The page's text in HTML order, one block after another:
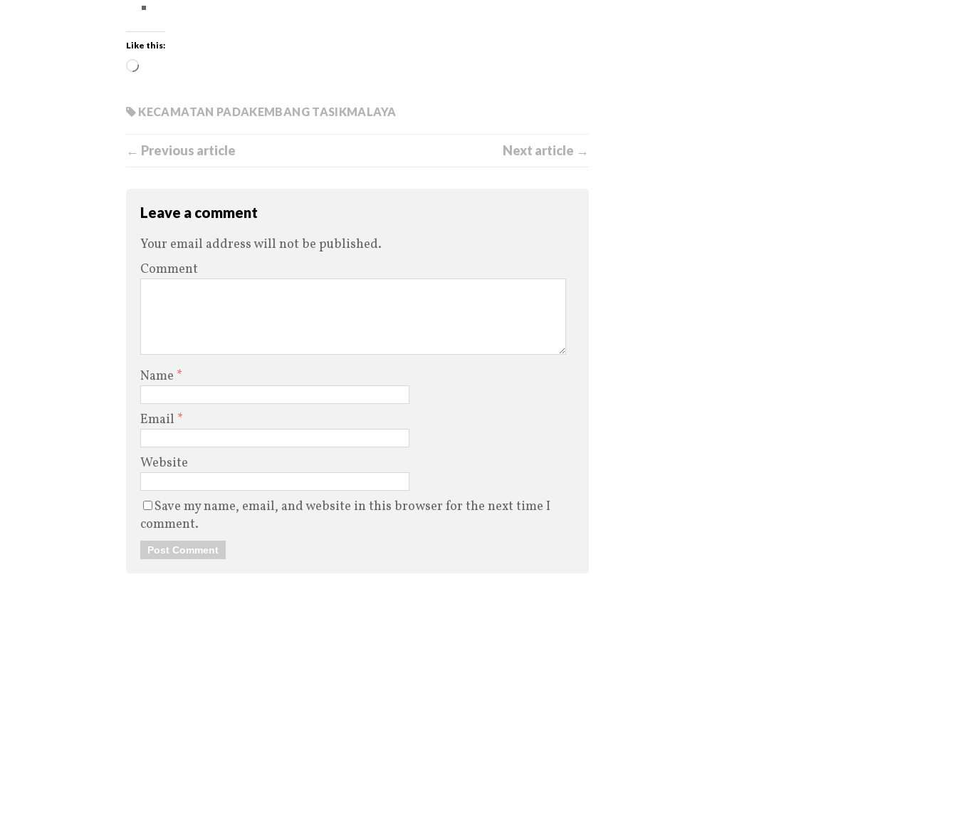
Like this:
KECAMATAN PADAKEMBANG TASIKMALAYA
← Previous article Next article →
Leave a comment
Your email address will not be published.
Comment
Name *
Email *
Website
Save my name, email, and website in this browser for the next time I
comment.